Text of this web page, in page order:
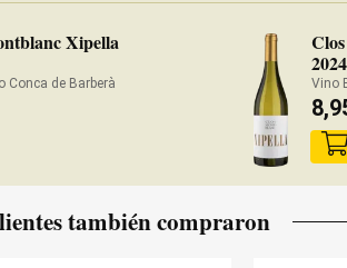
Xipella
Conca de Barberà
2024
Vino
también compraron